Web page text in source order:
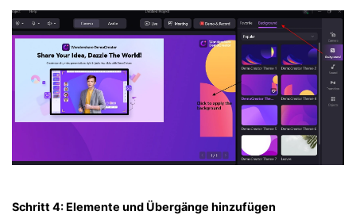
Schritt 4: Elemente und Übergänge hinzufügen